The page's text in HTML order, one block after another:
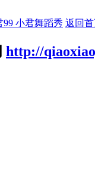
99 小君舞蹈秀 返回
http://